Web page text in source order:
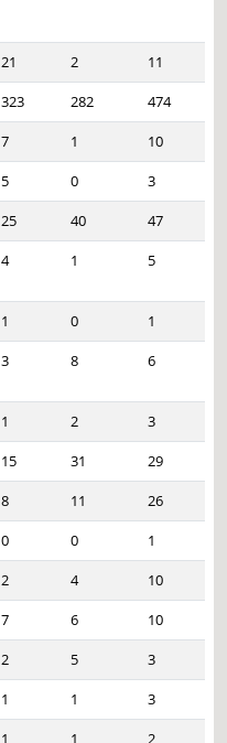
21 2
11
323 282
474
7 1
10
5 0
3
25 40
47
4 1 5
1 0
1
3 8 6
1 2
3
15 31
29
8 11
26
0 0
1
2 4
10
7 6
10
2 5
3
1 1
3